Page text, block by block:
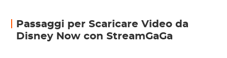
Passaggi per Scaricare Video da
Disney Now con StreamGaGa